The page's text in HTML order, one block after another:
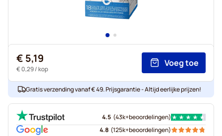
€ 5,19
€ 0,29/ kop
Voeg toe
Gratis verzending vanaf € 49. Prijsgarantie - Altijd eerlijke prijzen!
4.5 (43k+beoordelingen)
4.8 (125k+beoordelingen)